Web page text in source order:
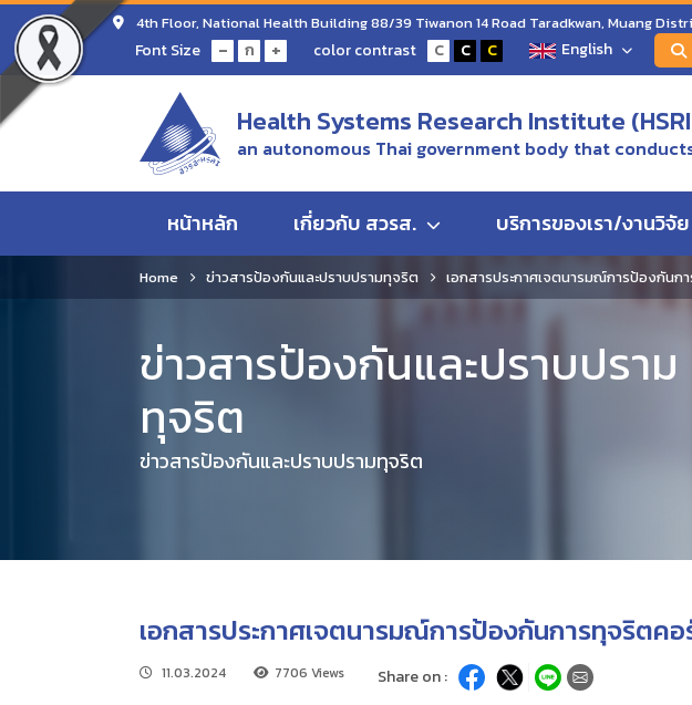
4th Floor, National Health Building 88/39 Tiwanon 14 Road Taradkwan, Muang
Font Size - ก + color contrast C C C English
Health Systems Research Institute
an autonomous Thai government body that
หน้าหลัก เกี่ยวกับ สวรส. บริการของเรา/งานวิจัย
Home ข่าวสารป้องกันและปราบปรามทุจริต เอกสารประกาศเจตนารมณ์การป้องกัน
ข่าวสารป้องกันและปราบปราม
ทุจริต
ข่าวสารป้องกันและปราบปรามทุจริต
เอกสารประกาศเจตนารมณ์การป้องกันการทุจริตค
11.03.2024 7706 Views Share on :